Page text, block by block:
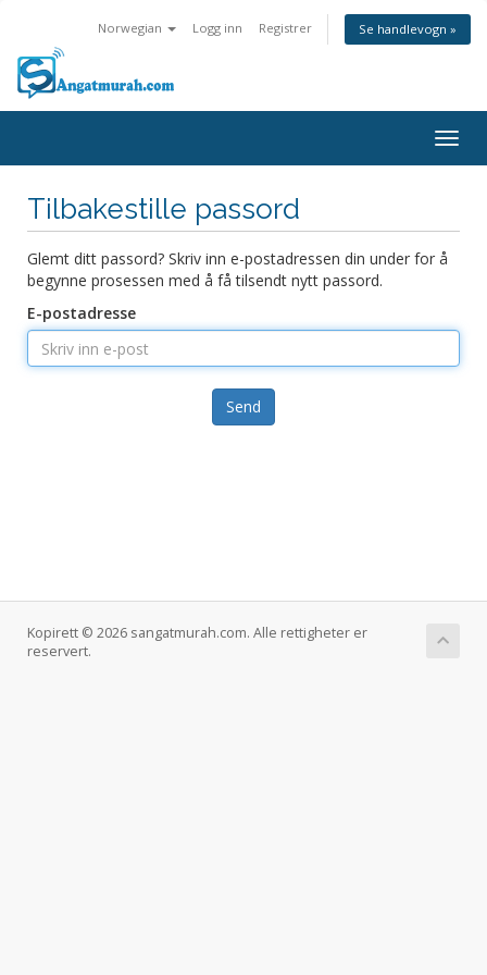
Norwegian Logg inn Registrer Se handlevogn »
Tilbakestille passord
Glemt ditt passord? Skriv inn e-postadressen din under for å
begynne prosessen med å få tilsendt nytt passord.
E-postadresse
Send
Kopirett © 2026 sangatmurah.com. Alle rettigheter er
reservert.